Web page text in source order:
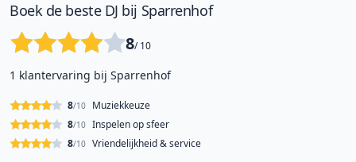
Boek de beste DJ bij Sparrenhof
8/ 10
1 klantervaring bij Sparrenhof
Muziekkeuze
8/10
Inspelen op sfeer
8/10
Vriendelijkheid & service
8/10